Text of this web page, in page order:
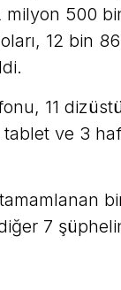
500
12 bin
11
ve 3
7